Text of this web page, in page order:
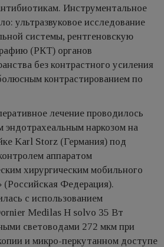
Инструментальное
ультразвуковое исследование
системы, рентгеновскую
(РКТ) органов
без контрастного усиления
контрастированием по
лечение проводилось
наркозом на
Karl Storz (Германия) под
аппаратом
хирургическим мобильного
(Российская Федерация).
с использованием
Medilas H solvo 35 Вт
световодами 272 мкм при
и микро-перкутанном доступе